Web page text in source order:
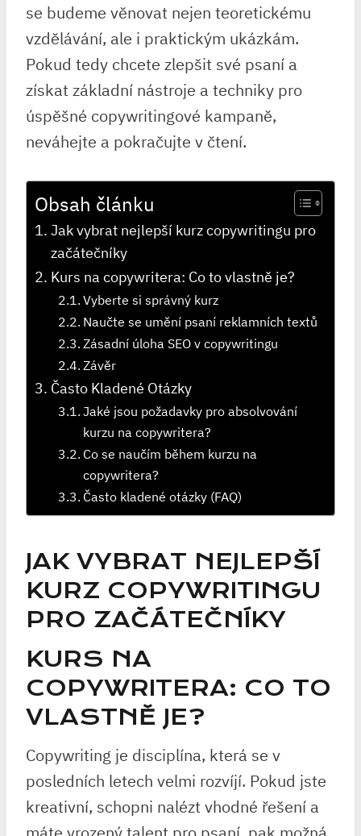
se budeme věnovat nejen teoretickému
vzdělávání, ale i praktickým ukázkám.
Pokud tedy chcete zlepšit své psaní a
získat základní nástroje a techniky pro
úspěšné copywritingové kampaně,
neváhejte a pokračujte v čtení.
Obsah článku
Jak vybrat nejlepší kurz copywritingu pro
začátečníky
Kurs na copywritera: Co to vlastně je?
Vyberte si správný kurz
Naučte se umění psaní reklamních textů
Zásadní úloha SEO v copywritingu
Závěr
Často Kladené Otázky
Jaké jsou požadavky pro absolvování
kurzu na copywritera?
Co se naučím během kurzu na
copywritera?
Často kladené otázky (FAQ)
JAK VYBRAT NEJLEPŠÍ
KURZ COPYWRITINGU
PRO ZAČÁTEČNÍKY
KURS NA
COPYWRITERA: CO TO
VLASTNĚ JE?
Copywriting je disciplína, která se v
posledních letech velmi rozvíjí. Pokud jste
kreativní, schopni nalézt vhodné řešení a